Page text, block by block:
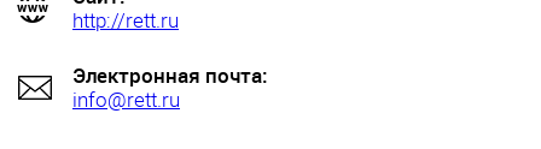
http://rett.ru
Электронная почта:
info@rett.ru